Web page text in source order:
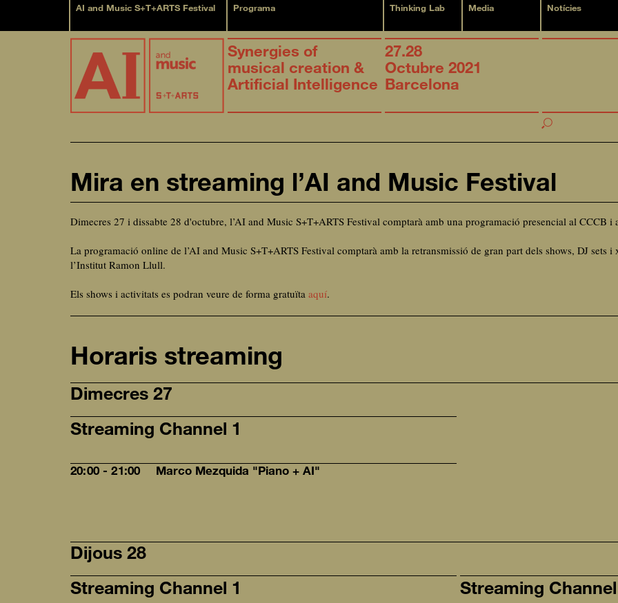
AI and Music S+T+ARTS Festival Programa Thinking Lab Media Notícies
Synergies of
musical creation &
Artificial Intelligence
27.28
Octubre 2021
Barcelona
Mira en streaming l’AI and Music Festival
Dimecres 27 i dissabte 28 d'octubre, l’AI and Music S+T+ARTS Festival comptarà amb una programació presencial al CCCB i
La programació online de l’AI and Music S+T+ARTS Festival comptarà amb la retransmissió de gran part dels shows, DJ sets
l’Institut Ramon Llull.
Els shows i activitats es podran veure de forma gratuïta aquí.
Horaris streaming
Dimecres 27
Streaming Channel 1
20:00 - 21:00 Marco Mezquida "Piano + AI"
Dijous 28
Streaming Channel 1
Streaming